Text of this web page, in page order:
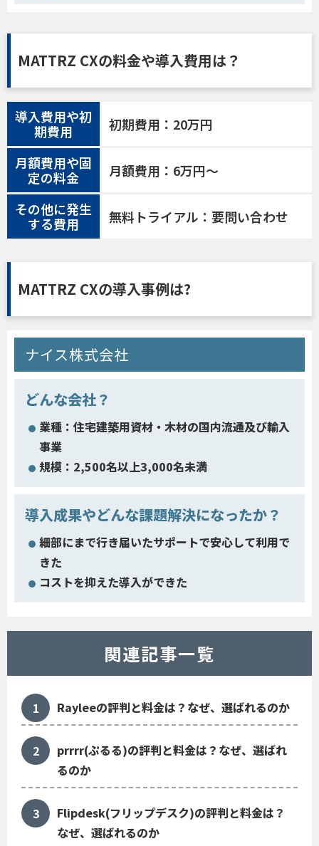
MATTRZ CXの料金や導入費用は？
導入費用や初
期費用
初期費用：20万円
月額費用や固
定の料金
月額費用：6万円〜
その他に発生
する費用
無料トライアル：要問い合わせ
MATTRZ CXの導入事例は?
ナイス株式会社
どんな会社？
業種：住宅建築用資材・木材の国内流通及び輸入
事業
規模：2,500名以上3,000名未満
導入成果やどんな課題解決になったか？
細部にまで行き届いたサポートで安心して利用で
きた
コストを抑えた導入ができた
関連記事一覧
Rayleeの評判と料金は？なぜ、選ばれるのか
prrrr(ぷるる)の評判と料金は？なぜ、選ばれ
るのか
Flipdesk(フリップデスク)の評判と料金は？
なぜ、選ばれるのか